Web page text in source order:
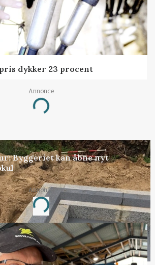
dykker 23 procent
Annonce
Loading...
Byggeriet kan åbne nyt
Annonce
Loading...